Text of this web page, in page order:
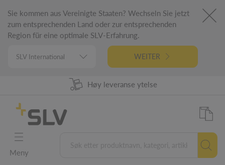
Sie kommen aus Vereinigte Staaten? Wechseln Sie jetzt
zum entsprechenden Land oder zur entsprechenden
Region für eine optimale SLV-Erfahrung.
WEITER
98% Produkt tilgjengelighet
Høy leveranse ytelse
5 års garanti
Tysk ingeniørfag
Meny